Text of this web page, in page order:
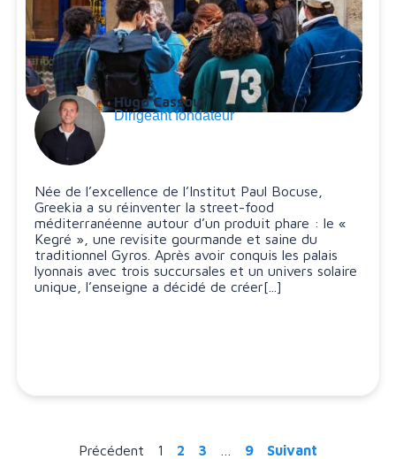
Hugo Cassou
Dirigeant fondateur
Née de l’excellence de l’Institut Paul Bocuse,
Greekia a su réinventer la street-food
méditerranéenne autour d’un produit phare : le «
Kegré », une revisite gourmande et saine du
traditionnel Gyros. Après avoir conquis les palais
lyonnais avec trois succursales et un univers solaire
unique, l’enseigne a décidé de créer[...]
Précédent 1 2 3 9 Suivant